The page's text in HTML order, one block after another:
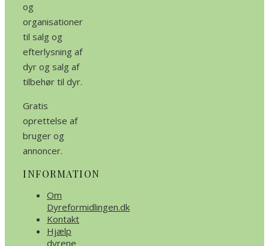
og
organisationer
til salg og
efterlysning af
dyr og salg af
tilbehør til dyr.
Gratis
oprettelse af
bruger og
annoncer.
INFORMATION
Om
Dyreformidlingen.dk
Kontakt
Hjælp
dyrene